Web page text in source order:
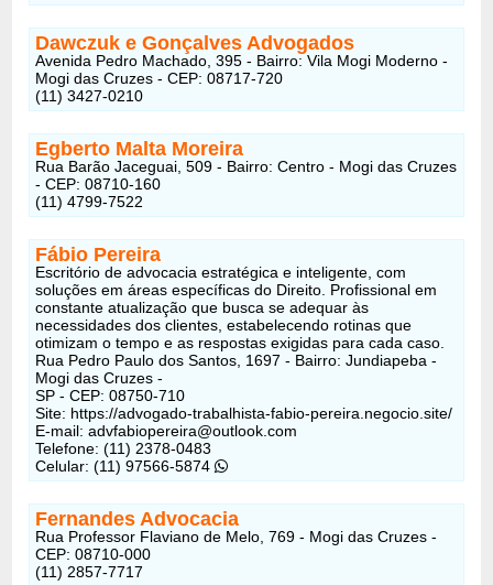
Dawczuk e Gonçalves Advogados
Avenida Pedro Machado, 395 - Bairro: Vila Mogi Moderno -
Mogi das Cruzes - CEP: 08717-720
(11) 3427-0210
Egberto Malta Moreira
Rua Barão Jaceguai, 509 - Bairro: Centro - Mogi das Cruzes
- CEP: 08710-160
(11) 4799-7522
Fábio Pereira
Escritório de advocacia estratégica e inteligente, com
soluções em áreas específicas do Direito. Profissional em
constante atualização que busca se adequar às
necessidades dos clientes, estabelecendo rotinas que
otimizam o tempo e as respostas exigidas para cada caso.
Rua Pedro Paulo dos Santos, 1697 - Bairro: Jundiapeba -
Mogi das Cruzes -
SP - CEP: 08750-710
Site: https://advogado-trabalhista-fabio-pereira.negocio.site/
E-mail: advfabiopereira@outlook.com
Telefone: (11) 2378-0483
Celular: (11) 97566-5874
Fernandes Advocacia
Rua Professor Flaviano de Melo, 769 - Mogi das Cruzes -
CEP: 08710-000
(11) 2857-7717